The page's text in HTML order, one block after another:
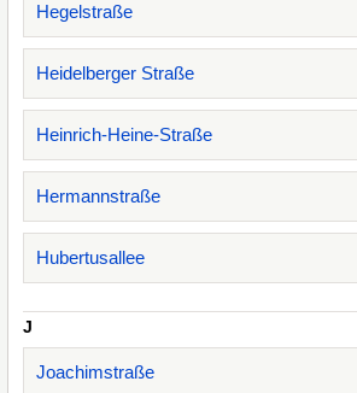
Hegelstraße
Heidelberger Straße
Heinrich-Heine-Straße
Hermannstraße
Hubertusallee
J
Joachimstraße